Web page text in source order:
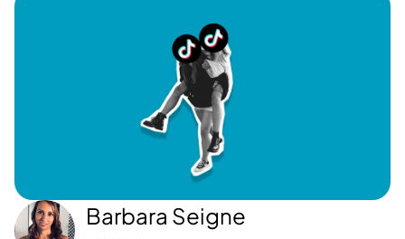
Barbara Seigne